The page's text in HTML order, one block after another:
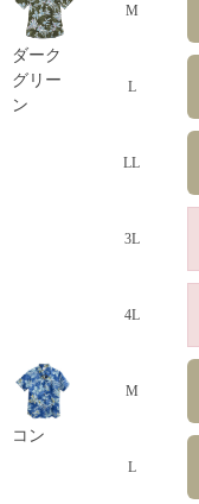
ダーク
グリー
ン
M
L
LL
3L
4L
コン
M
L